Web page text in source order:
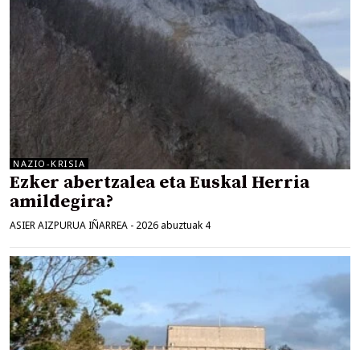
NAZIO-KRISIA
Ezker abertzalea eta Euskal Herria
amildegira?
ASIER AIZPURUA IÑARREA - 2026 abuztuak 4